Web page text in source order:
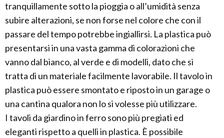
tranquillamente sotto la pioggia o all’umidità senza
subire alterazioni, se non forse nel colore che con il
passare del tempo potrebbe ingiallirsi. La plastica può
presentarsi in una vasta gamma di colorazioni che
vanno dal bianco, al verde e di modelli, dato che si
tratta di un materiale facilmente lavorabile. Il tavolo in
plastica può essere smontato e riposto in un garage o
una cantina qualora non lo si volesse più utilizzare.
I tavoli da giardino in ferro sono più pregiati ed
eleganti rispetto a quelli in plastica. È possibile